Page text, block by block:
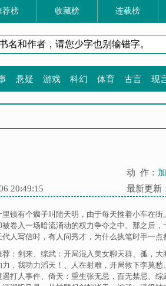
荐榜 收藏榜 连载榜
悬疑 游戏 科幻 体育 古言 现
动 作：
20:49:15
最新更新
镇有个瘸子叫陆天明，由于每天推着小车在
卷入一场暗流涌动的权力争夺之中。那之后
人写信时，有人问秀才，为什么执笔时手一点
： 剑来、 综武：开局混入美女聊天群、 孤，大
，我功力滔天！ 、 人在射雕，开局救下李莫愁、
遇打人事件、 倚天：重生张无忌，百无禁忌、 综